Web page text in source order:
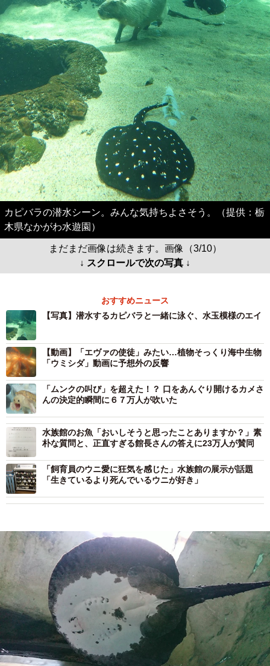
カピバラの潜水シーン。みんな気持ちよさそう。（提供：栃
木県なかがわ水遊園）
まだまだ画像は続きます。画像（3/10）
↓ スクロールで次の写真 ↓
おすすめニュース
【写真】潜水するカピバラと一緒に泳ぐ、水玉模様のエイ
【動画】「エヴァの使徒」みたい…植物そっくり海中生物
「ウミシダ」動画に予想外の反響
「ムンクの叫び」を超えた！？ 口をあんぐり開けるカメさ
んの決定的瞬間に６７万人が吹いた
水族館のお魚「おいしそうと思ったことありますか？」素
朴な質問と、正直すぎる館長さんの答えに23万人が賛同
「飼育員のウニ愛に狂気を感じた」水族館の展示が話題
「生きているより死んでいるウニが好き」